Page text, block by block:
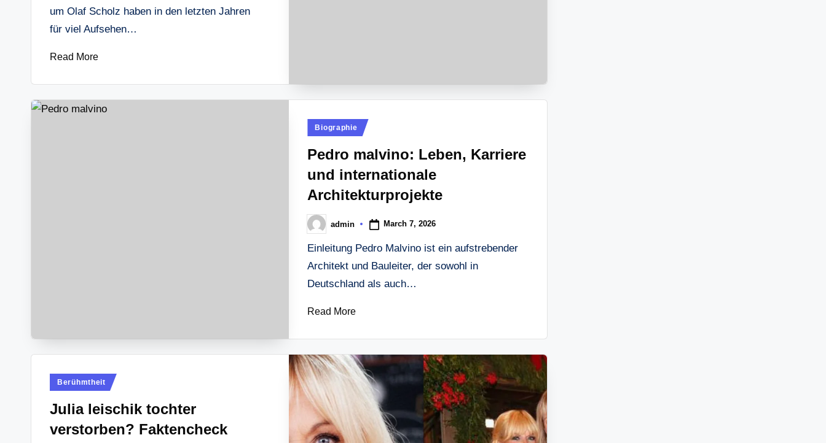
um Olaf Scholz haben in den letzten Jahren
für viel Aufsehen…
Read More
Posted
Biographie
Pedro malvino: Leben, Karriere
und internationale
Architekturprojekte
Posted
by
admin March 7, 2026
Einleitung Pedro Malvino ist ein aufstrebender
Architekt und Bauleiter, der sowohl in
Deutschland als auch…
Read More
Posted
Berühmtheit
Julia leischik tochter
verstorben? Faktencheck